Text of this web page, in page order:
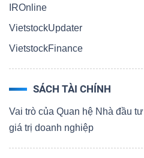
IROnline
VietstockUpdater
VietstockFinance
SÁCH TÀI CHÍNH
Vai trò của Quan hệ Nhà đầu
giá trị doanh nghiệp